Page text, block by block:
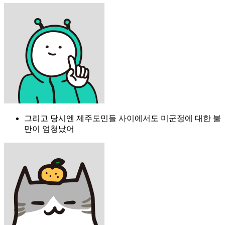
그리고 당시엔 제주도민들 사이에서도 미군정에 대한 불
만이 엄청났어